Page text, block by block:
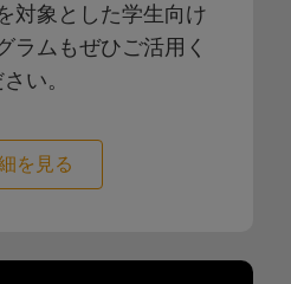
対象とした学生向け
ラムもぜひご活用く
い。
を見る